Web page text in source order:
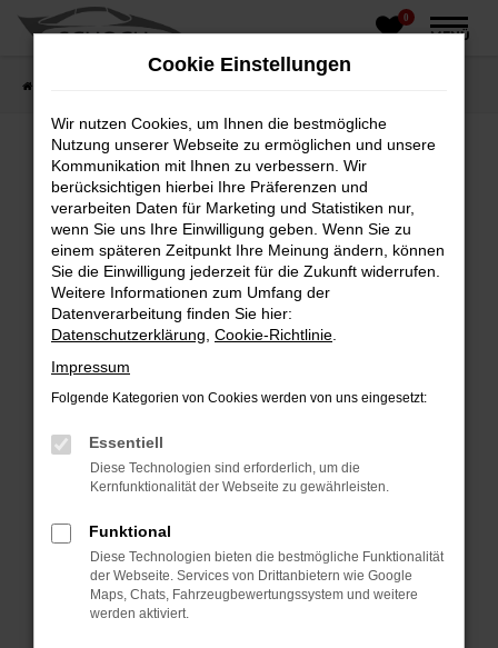
Zum
0
MENÜ
Fehler: Network Error
Beim Laden ist ein Fehler aufgetreten.
Hier sind ein paar Tipps, die dir helfen können:
Überprüfe deine Firewall und deine
Internetverbindung.
Laden andere Webseiten, zum Beispiel deine
Suchmaschine?
Prüfe deine Browsererweiterungen.
können das Laden bestimmter Seiten
verhindern. Funktioniert die Seite in einem
Fenster?
Starte dein Gerät neu.
Das kann manchmal helfen, vorübergehende
Probleme zu beheben.
Cookie Einstellungen
Wir nutzen Cookies, um Ihnen die bestmögliche
Nutzung unserer Webseite zu ermöglichen und unsere
Kommunikation mit Ihnen zu verbessern. Wir
berücksichtigen hierbei Ihre Präferenzen und
verarbeiten Daten für Marketing und Statistiken nur,
wenn Sie uns Ihre Einwilligung geben. Wenn Sie zu
einem späteren Zeitpunkt Ihre Meinung ändern, können
Sie die Einwilligung jederzeit für die Zukunft widerrufen.
Weitere Informationen zum Umfang der
Datenverarbeitung finden Sie hier:
Datenschutzerklärung Cookie-Richtlinie
Impressum
Folgende Kategorien von Cookies werden von uns eingesetzt:
Essentiell
Diese Technologien sind erforderlich, um die
Kernfunktionalität der Webseite zu gewährleisten.
Funktional
Diese Technologien bieten die bestmögliche Funktionalität
der Webseite. Services von Drittanbietern wie Google
Maps, Chats, Fahrzeugbewertungssystem und weitere
werden aktiviert.